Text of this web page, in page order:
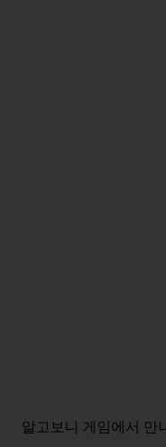
알고보니 게임에서 만